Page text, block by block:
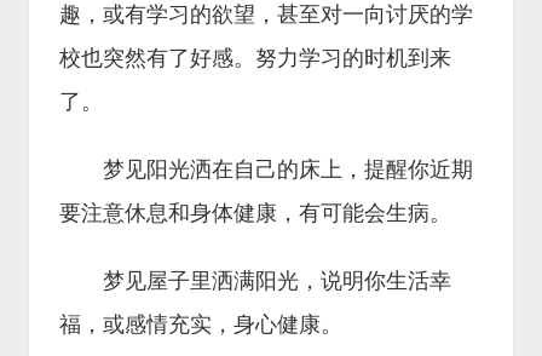
趣，或有学习的欲望，甚至对一向讨厌的学
校也突然有了好感。努力学习的时机到来
了。
梦见阳光洒在自己的床上，提醒你近期
要注意休息和身体健康，有可能会生病。
梦见屋子里洒满阳光，说明你生活幸
福，或感情充实，身心健康。